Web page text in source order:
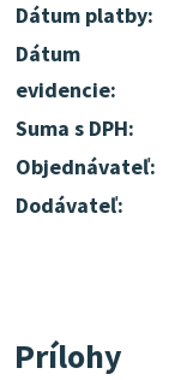
Dátum platby:
Dátum
evidencie:
Suma s DPH:
Objednávateľ:
Dodávateľ:
Prílohy